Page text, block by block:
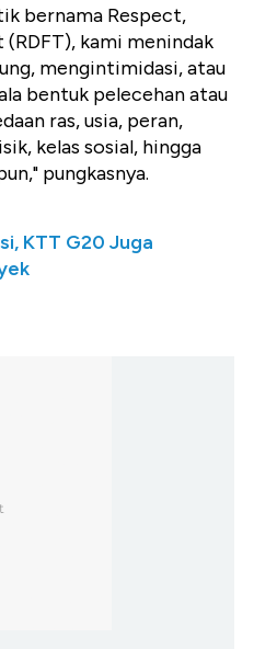
bernama Respect,
kami menindak
mengintimidasi, atau
bentuk pelecehan atau
ras, usia, peran,
kelas sosial, hingga
pungkasnya.
KTT G20 Juga